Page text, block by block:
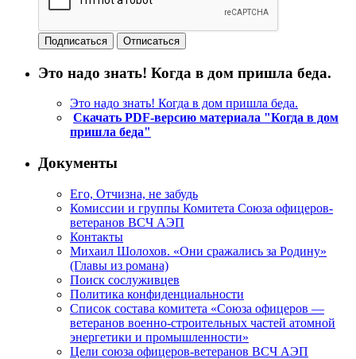
Это надо знать! Когда в дом пришла беда.
Это надо знать! Когда в дом пришла беда.
Скачать PDF-версию материала "Когда в дом
пришла беда"
Документы
Его, Отчизна, не забудь
Комиссии и группы Комитета Союза офицеров-
ветеранов ВСЧ АЭП
Контакты
Михаил Шолохов. «Они сражались за Родину»
(Главы из романа)
Поиск сослуживцев
Политика конфиденциальности
Список состава комитета «Союза офицеров —
ветеранов военно-строительных частей атомной
энергетики и промышленности»
Цели союза офицеров-ветеранов ВСЧ АЭП